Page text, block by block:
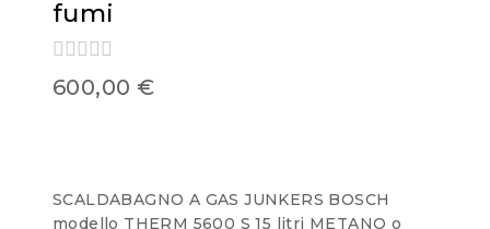
fumi
0
out
600,00 €
SCALDABAGNO A GAS JUNKERS BOSCH
modello THERM 5600 S 15 litri METANO o